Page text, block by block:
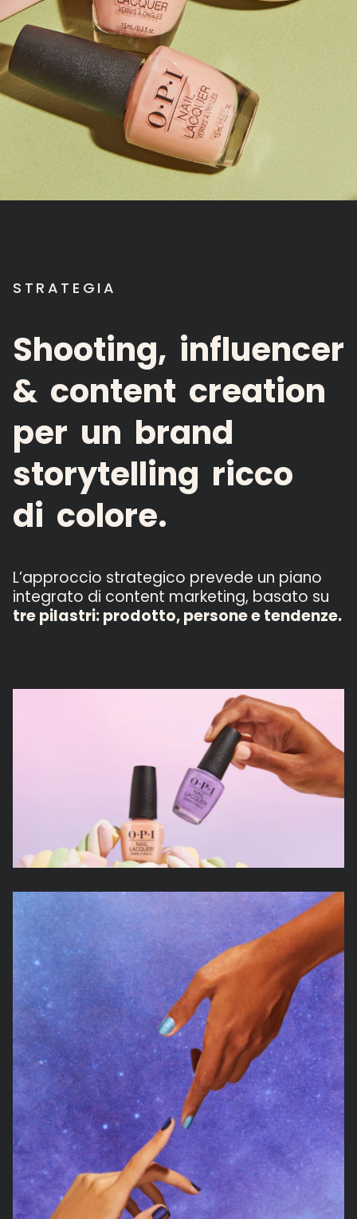
STRATEGIA
Shooting, influencer
& content creation
per un brand
storytelling ricco
di colore.
L’approccio strategico prevede un piano
integrato di content marketing, basato su
tre pilastri: prodotto, persone e tendenze.